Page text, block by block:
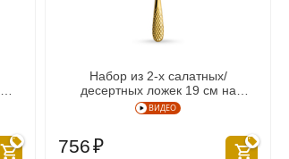
Набор из 2-х салатных/
десертных ложек 19 см на
блистере WL‑999238/2B
ВИДЕО
756₽